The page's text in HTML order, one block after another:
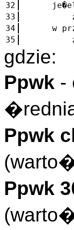
32
je�eli
33
34
w
35
gdzie:
Ppwk -
Ppwk
Ppwk